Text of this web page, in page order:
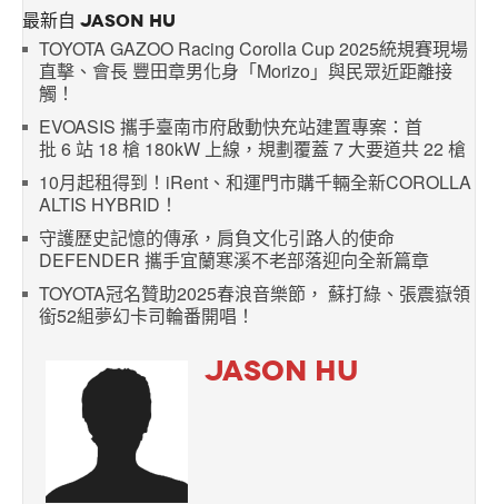
最新自 JASON HU
TOYOTA GAZOO Racing Corolla Cup 2025統規賽現場
直擊、會長 豐田章男化身「Morizo」與民眾近距離接
觸！
EVOASIS 攜手臺南市府啟動快充站建置專案：首
批 6 站 18 槍 180kW 上線，規劃覆蓋 7 大要道共 22 槍
10月起租得到！iRent、和運門市購千輛全新COROLLA
ALTIS HYBRID！
守護歷史記憶的傳承，肩負文化引路人的使命
DEFENDER 攜手宜蘭寒溪不老部落迎向全新篇章
TOYOTA冠名贊助2025春浪音樂節， 蘇打綠、張震嶽領
銜52組夢幻卡司輪番開唱！
JASON HU